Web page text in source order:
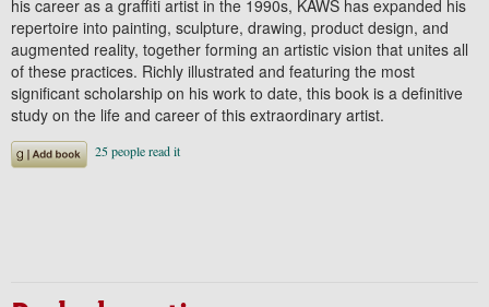
his career as a graffiti artist in the 1990s, KAWS has expanded his
repertoire into painting, sculpture, drawing, product design, and
augmented reality, together forming an artistic vision that unites all
of these practices. Richly illustrated and featuring the most
significant scholarship on his work to date, this book is a definitive
study on the life and career of this extraordinary artist.